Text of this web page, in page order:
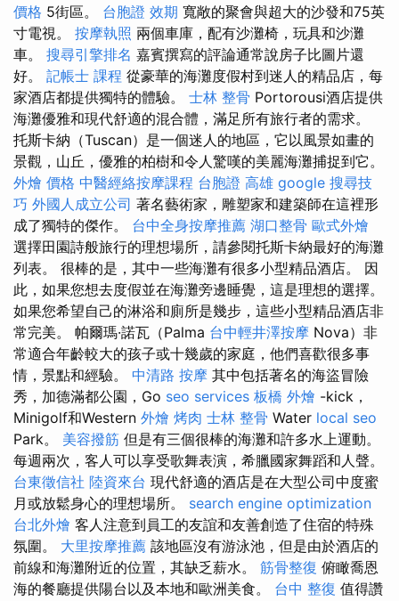
價格 5街區。 台胞證 效期 寬敞的聚會與超大的沙發和75英
寸電視。 按摩執照 兩個車庫，配有沙灘椅，玩具和沙灘
車。 搜尋引擎排名 嘉賓撰寫的評論通常說房子比圖片還
好。 記帳士 課程 從豪華的海灘度假村到迷人的精品店，每
家酒店都提供獨特的體驗。 士林 整骨 Portorousi酒店提供
海灘優雅和現代舒適的混合體，滿足所有旅行者的需求。
托斯卡納（Tuscan）是一個迷人的地區，它以風景如畫的
景觀，山丘，優雅的柏樹和令人驚嘆的美麗海灘捕捉到它。
外燴 價格 中醫經絡按摩課程 台胞證 高雄 google 搜尋技
巧 外國人成立公司 著名藝術家，雕塑家和建築師在這裡形
成了獨特的傑作。 台中全身按摩推薦 湖口整骨 歐式外燴
選擇田園詩般旅行的理想場所，請參閱托斯卡納最好的海灘
列表。 很棒的是，其中一些海灘有很多小型精品酒店。 因
此，如果您想去度假並在海灘旁邊睡覺，這是理想的選擇。
如果您希望自己的淋浴和廁所是幾步，這些小型精品酒店非
常完美。 帕爾瑪·諾瓦（Palma 台中輕井澤按摩 Nova）非
常適合年齡較大的孩子或十幾歲的家庭，他們喜歡很多事
情，景點和經驗。 中清路 按摩 其中包括著名的海盜冒險
秀，加德滿都公園，Go seo services 板橋 外燴 -kick，
Minigolf和Western 外燴 烤肉 士林 整骨 Water local seo
Park。 美容撥筋 但是有三個很棒的海灘和許多水上運動。
每週兩次，客人可以享受歌舞表演，希臘國家舞蹈和人聲。
台東徵信社 陸資來台 現代舒適的酒店是在大型公司中度蜜
月或放鬆身心的理想場所。 search engine optimization
台北外燴 客人注意到員工的友誼和友善創造了住宿的特殊
氛圍。 大里按摩推薦 該地區沒有游泳池，但是由於酒店的
前線和海灘附近的位置，其缺乏薪水。 筋骨整復 俯瞰喬恩
海的餐廳提供陽台以及本地和歐洲美食。 台中 整復 值得讚